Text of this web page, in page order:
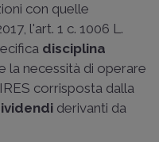
con quelle
l'art. 1 c. 1006 L.
disciplina
la necessità di operare
corrisposta dalla
derivanti da